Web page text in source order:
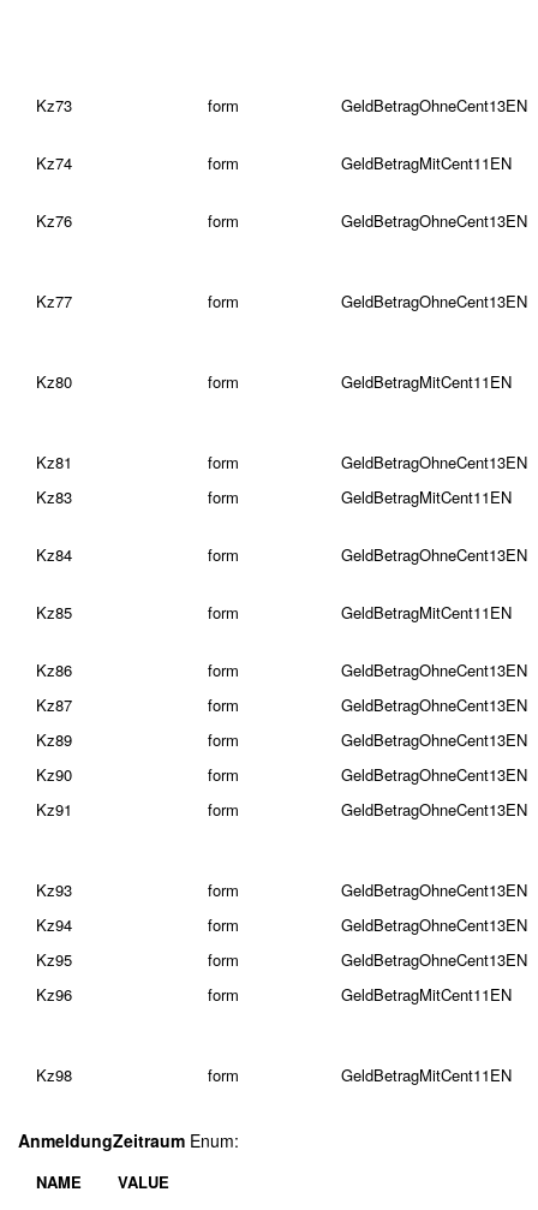
Kz73 form GeldBetragOhneCent13EN
Kz74 form GeldBetragMitCent11EN
Kz76 form GeldBetragOhneCent13EN
Kz77 form GeldBetragOhneCent13EN
Kz80 form GeldBetragMitCent11EN
Kz81 form
GeldBetragOhneCent13EN
Kz83
form GeldBetragMitCent11EN
Kz84 form GeldBetragOhneCent13EN
Kz85 form GeldBetragMitCent11EN
Kz86 form
GeldBetragOhneCent13EN
Kz87
form
GeldBetragOhneCent13EN
Kz89
form
GeldBetragOhneCent13EN
Kz90
form
GeldBetragOhneCent13EN
Kz91
form GeldBetragOhneCent13EN
Kz93 form
GeldBetragOhneCent13EN
Kz94
form
GeldBetragOhneCent13EN
Kz95
form
GeldBetragOhneCent13EN
Kz96
form GeldBetragMitCent11EN
Kz98 form GeldBetragMitCent11EN
AnmeldungZeitraum Enum:
NAME
VALUE